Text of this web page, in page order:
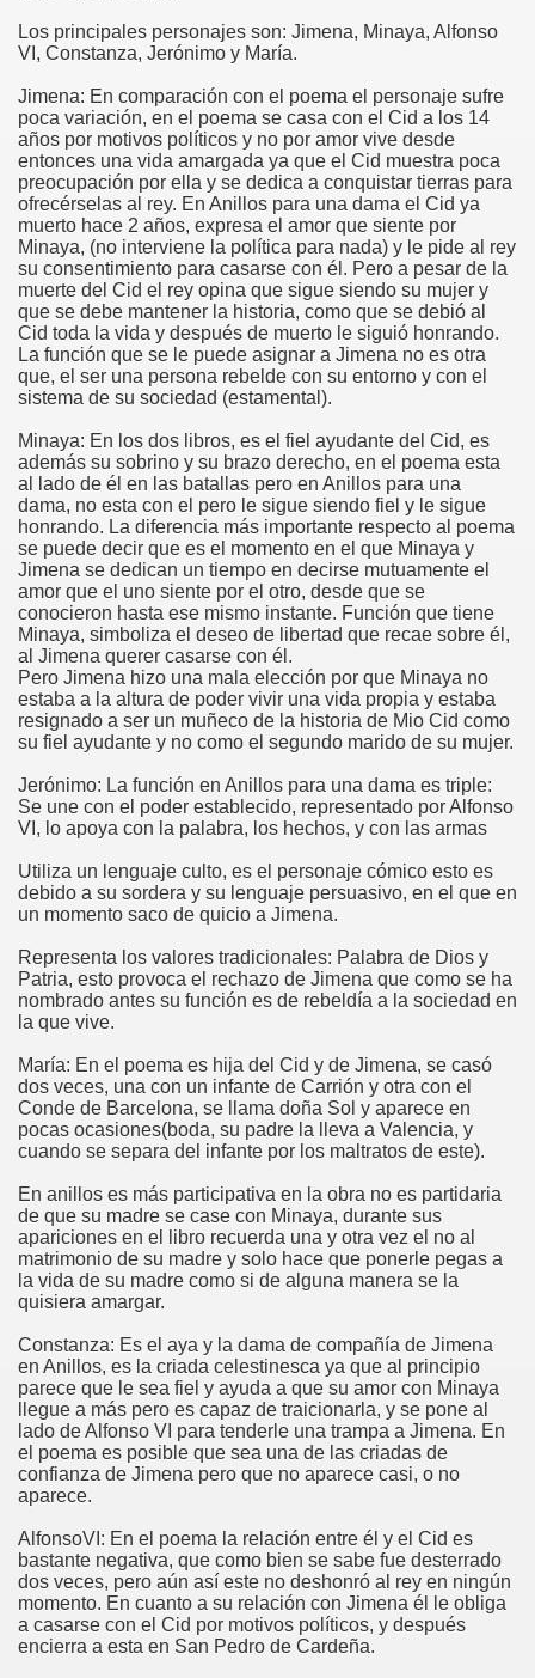
Los principales personajes son: Jimena, Minaya, Alfonso
VI, Constanza, Jerónimo y María.
Jimena: En comparación con el poema el personaje sufre
poca variación, en el poema se casa con el Cid a los 14
años por motivos políticos y no por amor vive desde
entonces una vida amargada ya que el Cid muestra poca
preocupación por ella y se dedica a conquistar tierras para
ofrecérselas al rey. En Anillos para una dama el Cid ya
muerto hace 2 años, expresa el amor que siente por
Minaya, (no interviene la política para nada) y le pide al rey
su consentimiento para casarse con él. Pero a pesar de la
muerte del Cid el rey opina que sigue siendo su mujer y
que se debe mantener la historia, como que se debió al
Cid toda la vida y después de muerto le siguió honrando.
La función que se le puede asignar a Jimena no es otra
que, el ser una persona rebelde con su entorno y con el
sistema de su sociedad (estamental).
Minaya: En los dos libros, es el fiel ayudante del Cid, es
además su sobrino y su brazo derecho, en el poema esta
al lado de él en las batallas pero en Anillos para una
dama, no esta con el pero le sigue siendo fiel y le sigue
honrando. La diferencia más importante respecto al poema
se puede decir que es el momento en el que Minaya y
Jimena se dedican un tiempo en decirse mutuamente el
amor que el uno siente por el otro, desde que se
conocieron hasta ese mismo instante. Función que tiene
Minaya, simboliza el deseo de libertad que recae sobre él,
al Jimena querer casarse con él.
Pero Jimena hizo una mala elección por que Minaya no
estaba a la altura de poder vivir una vida propia y estaba
resignado a ser un muñeco de la historia de Mio Cid como
su fiel ayudante y no como el segundo marido de su mujer.
Jerónimo: La función en Anillos para una dama es triple:
Se une con el poder establecido, representado por Alfonso
VI, lo apoya con la palabra, los hechos, y con las armas
Utiliza un lenguaje culto, es el personaje cómico esto es
debido a su sordera y su lenguaje persuasivo, en el que en
un momento saco de quicio a Jimena.
Representa los valores tradicionales: Palabra de Dios y
Patria, esto provoca el rechazo de Jimena que como se ha
nombrado antes su función es de rebeldía a la sociedad en
la que vive.
María: En el poema es hija del Cid y de Jimena, se casó
dos veces, una con un infante de Carrión y otra con el
Conde de Barcelona, se llama doña Sol y aparece en
pocas ocasiones(boda, su padre la lleva a Valencia, y
cuando se separa del infante por los maltratos de este).
En anillos es más participativa en la obra no es partidaria
de que su madre se case con Minaya, durante sus
apariciones en el libro recuerda una y otra vez el no al
matrimonio de su madre y solo hace que ponerle pegas a
la vida de su madre como si de alguna manera se la
quisiera amargar.
Constanza: Es el aya y la dama de compañía de Jimena
en Anillos, es la criada celestinesca ya que al principio
parece que le sea fiel y ayuda a que su amor con Minaya
llegue a más pero es capaz de traicionarla, y se pone al
lado de Alfonso VI para tenderle una trampa a Jimena. En
el poema es posible que sea una de las criadas de
confianza de Jimena pero que no aparece casi, o no
aparece.
AlfonsoVI: En el poema la relación entre él y el Cid es
bastante negativa, que como bien se sabe fue desterrado
dos veces, pero aún así este no deshonró al rey en ningún
momento. En cuanto a su relación con Jimena él le obliga
a casarse con el Cid por motivos políticos, y después
encierra a esta en San Pedro de Cardeña.